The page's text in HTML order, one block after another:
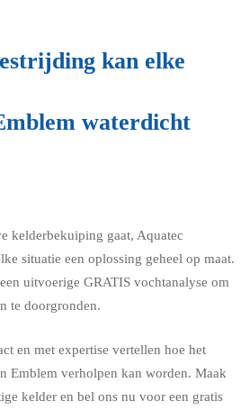
kan elke
waterdicht
kelderbekuiping gaat, Aquatec
situatie een oplossing geheel op maat.
uitvoerige GRATIS vochtanalyse om
te doorgronden.
en met expertise vertellen hoe het
Emblem verholpen kan worden. Maak
kelder en bel ons nu voor een gratis